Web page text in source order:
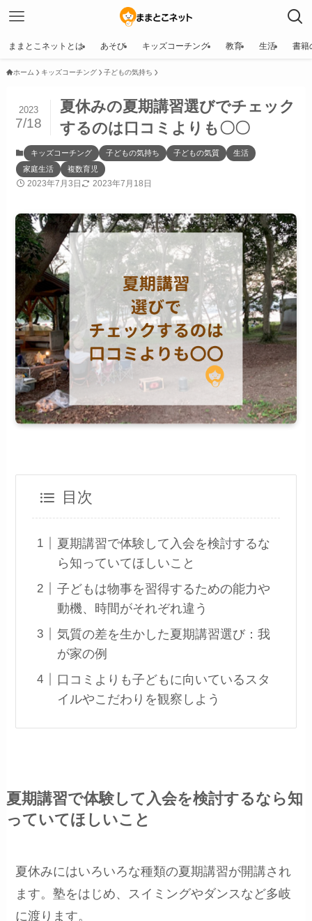
ままとこネットとは あそび キッズコーチング 教育 生活 書籍
ホーム キッズコーチング 子どもの気持ち
夏休みの夏期講習選びでチェック
するのは口コミよりも〇〇
2023
7/18
キッズコーチング 子どもの気持ち 子どもの気質
生活
家庭生活
複数育児
2023年7月3日 2023年7月18日
目次
夏期講習で体験して入会を検討するな
ら知っていてほしいこと
子どもは物事を習得するための能力や
動機、時間がそれぞれ違う
気質の差を生かした夏期講習選び：我
が家の例
口コミよりも子どもに向いているスタ
イルやこだわりを観察しよう
夏期講習で体験して入会を検討するなら知
っていてほしいこと
夏休みにはいろいろな種類の夏期講習が開講され
ます。塾をはじめ、スイミングやダンスなど多岐
に渡ります。